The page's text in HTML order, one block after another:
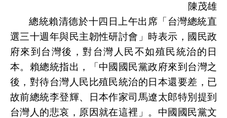
陳茂雄
總統賴清德於十四日上午出席「台灣總統直
選三十週年與民主韌性研討會」時表示，國民政
府來到台灣後，對台灣人民不如殖民統治的日
本。賴總統指出，「中國國民黨政府來到台灣之
後，對待台灣人民比殖民統治的日本還要差，已
故前總統李登輝、日本作家司馬遼太郎特別提到
台灣人的悲哀，原因就在這裡」。中國國民黨文